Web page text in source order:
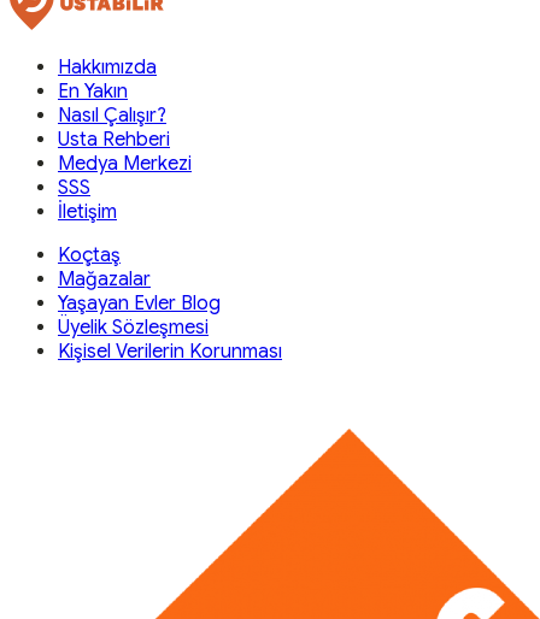
Hakkımızda
En Yakın
Nasıl Çalışır?
Usta Rehberi
Medya Merkezi
SSS
İletişim
Koçtaş
Mağazalar
Yaşayan Evler Blog
Üyelik Sözleşmesi
Kişisel Verilerin Korunması